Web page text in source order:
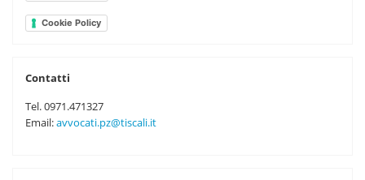
Cookie Policy
Contatti
Tel. 0971.471327
Email:avvocati.pz@tiscali.it